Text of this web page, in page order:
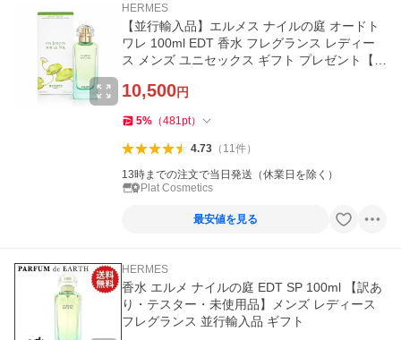
HERMES
【並行輸入品】エルメス ナイルの庭 オードト
ワレ 100ml EDT 香水 フレグランス レディー
ス メンズ ユニセックス ギフト プレゼント【送
10,500円
5% （481pt）
4.73（ 11件）
13時までの注文で当日発送（休業日を除く）
Plat Cosmetics
最安値を見る
HERMES
香水 エルメ ナイルの庭 EDT SP 100ml 【訳あ
り・テスター・未使用品】メンズ レディース
フレグランス 並行輸入品 ギフト